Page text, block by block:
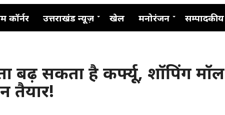
कॉर्नर उत्तराखंड न्यूज़ खेल मनोरंजन सम्पादकीय
बढ़ सकता है कर्फ्यू, शॉपिंग मॉल
तैयार!